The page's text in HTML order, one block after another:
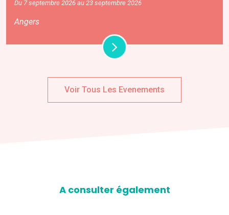
Du 7 septembre 2026 au 23 septembre 2026
Angers
Voir Tous Les Evenements
A consulter également